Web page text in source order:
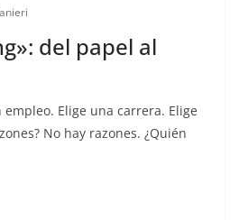
del papel al
empleo. Elige una carrera. Elige
No hay razones. ¿Quién